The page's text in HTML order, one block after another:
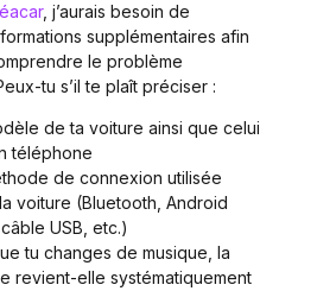
, j’aurais besoin de
supplémentaires afin
le problème
tu s’il te plaît préciser :
de ta voiture ainsi que celui
téléphone
de connexion utilisée
voiture (Bluetooth, Android
USB, etc.)
tu changes de musique, la
revient-elle systématiquement